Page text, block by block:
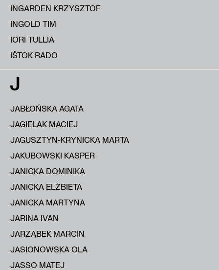
INGARDEN KRZYSZTOF
INGOLD TIM
IORI TULLIA
IŠTOK RADO
J
JABŁOŃSKA AGATA
JAGIELAK MACIEJ
JAGUSZTYN-KRYNICKA MARTA
JAKUBOWSKI KASPER
JANICKA DOMINIKA
JANICKA ELŻBIETA
JANICKA MARTYNA
JARINA IVAN
JARZĄBEK MARCIN
JASIONOWSKA OLA
JASSO MATEJ